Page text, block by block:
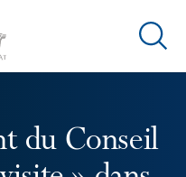
Ouvrir
du Conseil